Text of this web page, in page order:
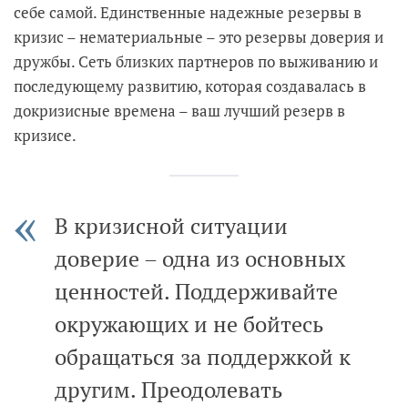
себе самой. Единственные надежные резервы в
кризис – нематериальные – это резервы доверия и
дружбы. Сеть близких партнеров по выживанию и
последующему развитию, которая создавалась в
докризисные времена – ваш лучший резерв в
кризисе.
В кризисной ситуации
доверие – одна из основных
ценностей. Поддерживайте
окружающих и не бойтесь
обращаться за поддержкой к
другим. Преодолевать